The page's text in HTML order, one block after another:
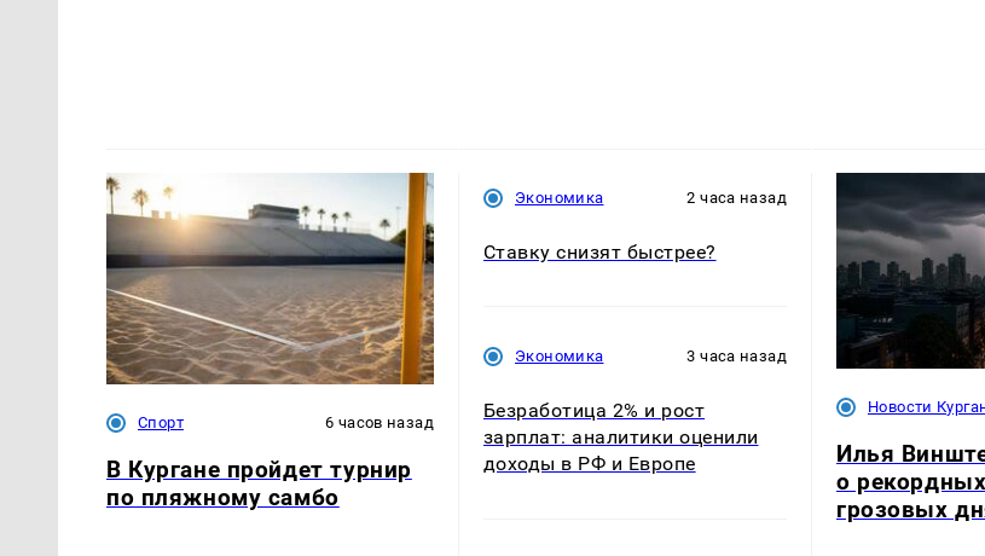
Спорт 6 часов назад
В Кургане пройдет турнир
по пляжному самбо
Экономика 2 часа назад
Ставку снизят быстрее?
Экономика 3 часа назад
Безработица 2% и рост
зарплат: аналитики оценили
доходы в РФ и Европе
Новости
Илья
о
грозовых